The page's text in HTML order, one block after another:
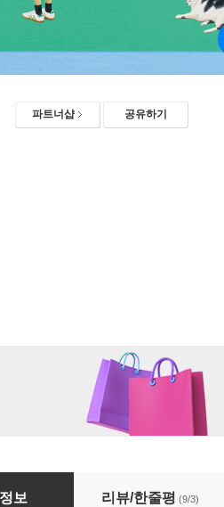
파트너샵 공유하기
][대여] 이만 원만 빌려줘
보 리뷰/한줄평 (9/3)